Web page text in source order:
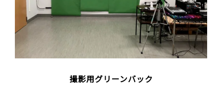
撮影用グリーンバック